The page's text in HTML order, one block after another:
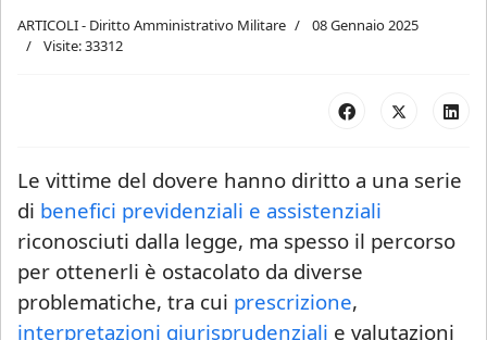
ARTICOLI - Diritto Amministrativo Militare
08 Gennaio 2025
Visite: 33312
Le vittime del dovere hanno diritto a una serie
di benefici previdenziali e assistenziali
riconosciuti dalla legge, ma spesso il percorso
per ottenerli è ostacolato da diverse
problematiche, tra cui prescrizione,
interpretazioni giurisprudenziali e valutazioni